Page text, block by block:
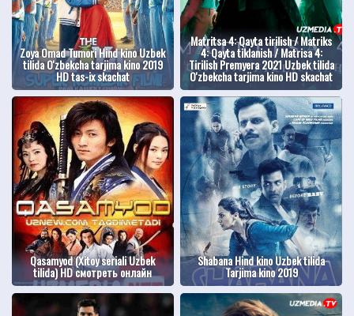
Zoya Omad Tumori Hind kino Uzbek
tilida O'zbekcha tarjima kino 2019
HD tas-ix skachat
Matritsa 4: Qayta tirilish / Matriks
4: Qayta tiklanish / Matrisa 4:
Tirilish Premyera 2021 Uzbek tilida
O'zbekcha tarjima kino HD skachat
Qasamyod (Xitoy seriali Uzbek
tilida) HD смотреть онлайн
Shabana Hind kino Uzbek tilida
Tarjima kino 2019